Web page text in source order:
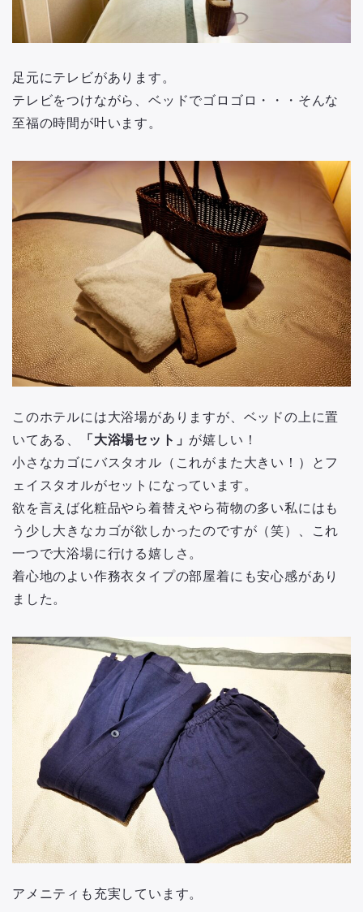
足元にテレビがあります。
テレビをつけながら、ベッドでゴロゴロ・・・そんな
至福の時間が叶います。
このホテルには大浴場がありますが、ベッドの上に置
いてある、
「大浴場セット」 が嬉しい！
小さなカゴにバスタオル（これがまた大きい！）とフ
ェイスタオルがセットになっています。
欲を言えば化粧品やら着替えやら荷物の多い私にはも
う少し大きなカゴが欲しかったのですが（笑）、これ
一つで大浴場に行ける嬉しさ。
着心地のよい作務衣タイプの部屋着にも安心感があり
ました。
アメニティも充実しています。